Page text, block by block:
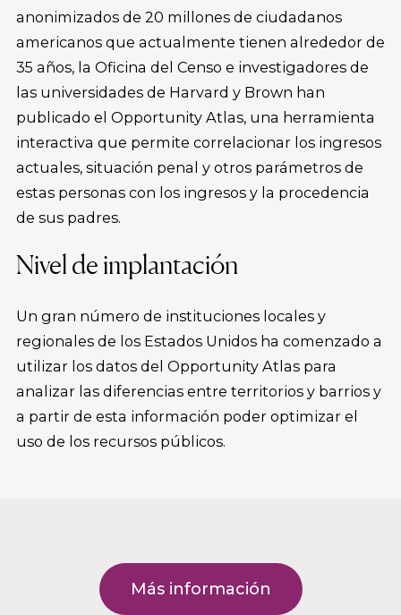
anonimizados de 20 millones de ciudadanos
americanos que actualmente tienen alrededor de
35 años, la Oficina del Censo e investigadores de
las universidades de Harvard y Brown han
publicado el Opportunity Atlas, una herramienta
interactiva que permite correlacionar los ingresos
actuales, situación penal y otros parámetros de
estas personas con los ingresos y la procedencia
de sus padres.
Nivel de implantación
Un gran número de instituciones locales y
regionales de los Estados Unidos ha comenzado a
utilizar los datos del Opportunity Atlas para
analizar las diferencias entre territorios y barrios y
a partir de esta información poder optimizar el
uso de los recursos públicos.
Más información